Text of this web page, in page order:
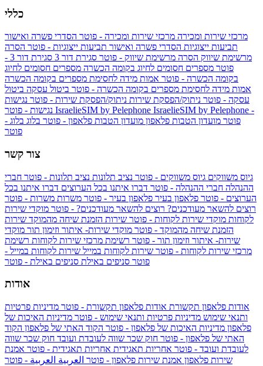
כללי
מרכזי שירות ומכירה מרכזי שירות ומכירה - פוטר הסדרי פשרה ואישור
תביעות ייצוגיות הסדרי פשרה ואישור תביעות ייצוגיות - פוטר הסרה
מרשימת שיווק הסרה מרשימת שיווק - פוטר סגירת דור 3
סגירת דור 3 -
פוטר מספרים חסומים לחיוג בקומה הכשרה מספרים חסומים לחיוג
בקומה הכשרה - פוטר אמות מידה לחסימת מספרים בקומה הכשרה
אמות מידה לחסימת מספרים בקומה הכשרה - פוטר ביטול עסקה ביטול
עסקה - פוטר ניתוק/הפסקת שירות ניתוק/הפסקת שירות - פוטר נגישות
IsraelieSIM by Pelephone IsraelieSIM by Pelephone -
פוטר מועדון הטבות פלאפון מועדון הטבות פלאפון - פוטר בלוג בלוג -
פוטר
צור קשר
גיוס משווקים גיוס משווקים - פוטר נציב תלונות נציב תלונות - פוטר חברי
ההנהלה חברי ההנהלה - פוטר דברו איתנו בכל הערוצים דברו איתנו בכל
הערוצים - פוטר פלאפון בעיר פלאפון בעיר - פוטר משרות משרות - פוטר
רוצים להשאר מעודכנים? רוצים להשאר מעודכנים? - פוטר מוקדי שירות
לקוחות מוקדי שירות לקוחות - פוטר שירות הזמנת שיחה מהמוקד שירות
הזמנת שיחה מהמוקד - פוטר מוקדי שירות- איתור וזימון תור מוקדי
שירות- איתור וזימון תור - פוטר רשימת מרכזי שירות לקוחות רשימת
מרכזי שירות לקוחות - פוטר שירות לקוחות במייל שירות לקוחות במייל -
פוטר סניפים באילת סניפים באילת - פוטר
אודות
אודות פלאפון תקשורת אודות פלאפון תקשורת - פוטר מדיניות פרטיות
ותנאי שימוש מדיניות פרטיות ותנאי שימוש - פוטר מדיניות האיכות של
פלאפון מדיניות האיכות של פלאפון - פוטר הקוד האתי של פלאפון הקוד
האתי של פלאפון - פוטר חוק שכר שווה לעובדת ועובד חוק שכר שווה
לעובדת ועובד - פוטר אחריות תאגידית אחריות תאגידית - פוטר אמנת
שירות פלאפון אמנת שירות פלאפון - פוטר العربية العربية - פוטר